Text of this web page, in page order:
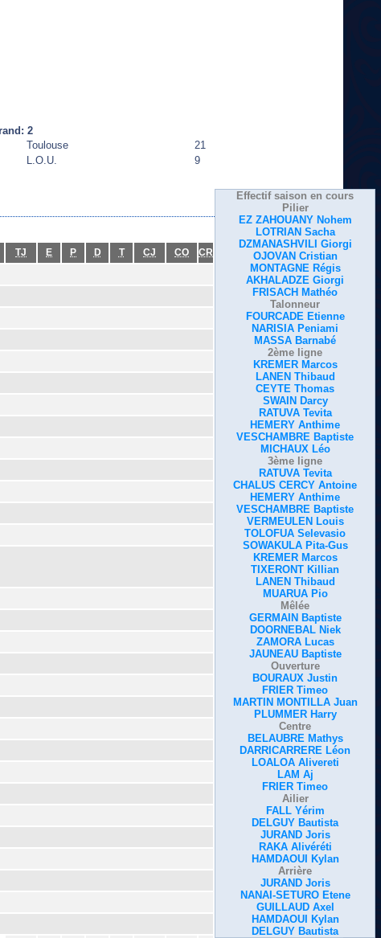
2
Toulouse
21
L.O.U. 9
Effectif saison en cours
Pilier
EZ ZAHOUANY Nohem
LOTRIAN Sacha
DZMANASHVILI Giorgi
OJOVAN Cristian
MONTAGNE Régis
AKHALADZE Giorgi
FRISACH Mathéo
Talonneur
FOURCADE Etienne
NARISIA Peniami
MASSA Barnabé
2ème ligne
KREMER Marcos
LANEN Thibaud
CEYTE Thomas
SWAIN Darcy
RATUVA Tevita
HEMERY Anthime
VESCHAMBRE Baptiste
MICHAUX Léo
3ème ligne
RATUVA Tevita
CHALUS CERCY Antoine
HEMERY Anthime
VESCHAMBRE Baptiste
VERMEULEN Louis
TOLOFUA Selevasio
SOWAKULA Pita-Gus
KREMER Marcos
TIXERONT Killian
LANEN Thibaud
MUARUA Pio
Mêlée
GERMAIN Baptiste
DOORNEBAL Niek
ZAMORA Lucas
JAUNEAU Baptiste
Ouverture
BOURAUX Justin
FRIER Timeo
MARTIN MONTILLA Juan
PLUMMER Harry
Centre
BELAUBRE Mathys
DARRICARRERE Léon
LOALOA Alivereti
LAM Aj
FRIER Timeo
Ailier
FALL Yérim
DELGUY Bautista
JURAND Joris
RAKA Alivéréti
HAMDAOUI Kylan
Arrière
JURAND Joris
NANAI-SETURO Etene
GUILLAUD Axel
HAMDAOUI Kylan
DELGUY Bautista
TJ E P D T CJ CO
CR